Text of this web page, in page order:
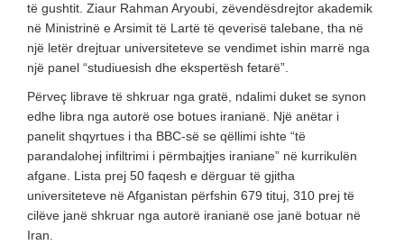
të gushtit. Ziaur Rahman Aryoubi, zëvendësdrejtor akademik
në Ministrinë e Arsimit të Lartë të qeverisë talebane, tha në
një letër drejtuar universiteteve se vendimet ishin marrë nga
një panel “studiuesish dhe ekspertësh fetarë”.
Përveç librave të shkruar nga gratë, ndalimi duket se synon
edhe libra nga autorë ose botues iranianë. Një anëtar i
panelit shqyrtues i tha BBC-së se qëllimi ishte “të
parandalohej infiltrimi i përmbajtjes iraniane” në kurrikulën
afgane. Lista prej 50 faqesh e dërguar të gjitha
universiteteve në Afganistan përfshin 679 tituj, 310 prej të
cilëve janë shkruar nga autorë iranianë ose janë botuar në
Iran.